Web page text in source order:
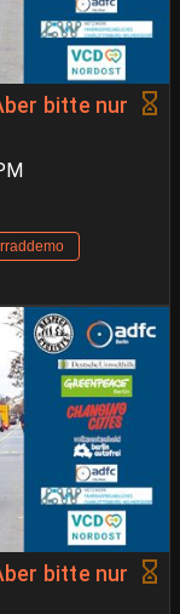
bitte nur
bitte nur